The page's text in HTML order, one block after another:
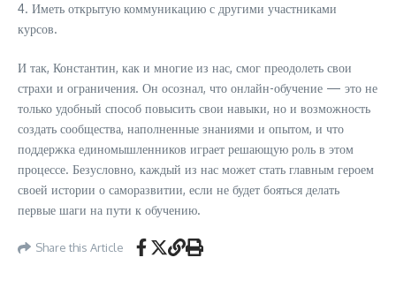
4. Иметь открытую коммуникацию с другими участниками
курсов.
И так, Константин, как и многие из нас, смог преодолеть свои
страхи и ограничения. Он осознал, что онлайн-обучение — это не
только удобный способ повысить свои навыки, но и возможность
создать сообщества, наполненные знаниями и опытом, и что
поддержка единомышленников играет решающую роль в этом
процессе. Безусловно, каждый из нас может стать главным героем
своей истории о саморазвитии, если не будет бояться делать
первые шаги на пути к обучению.
Share this Article